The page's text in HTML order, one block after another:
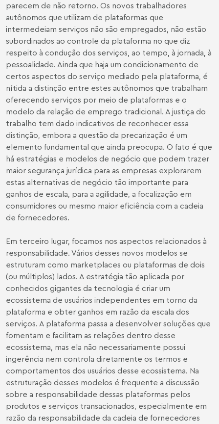
parecem de não retorno. Os novos trabalhadores
autônomos que utilizam de plataformas que
intermedeiam serviços não são empregados, não estão
subordinados ao controle da plataforma no que diz
respeito à condução dos serviços, ao tempo, à jornada, à
pessoalidade. Ainda que haja um condicionamento de
certos aspectos do serviço mediado pela plataforma, é
nítida a distinção entre estes autônomos que trabalham
oferecendo serviços por meio de plataformas e o
modelo da relação de emprego tradicional. A justiça do
trabalho tem dado indicativos de reconhecer essa
distinção, embora a questão da precarização é um
elemento fundamental que ainda preocupa. O fato é que
há estratégias e modelos de negócio que podem trazer
maior segurança jurídica para as empresas explorarem
estas alternativas de negócio tão importante para
ganhos de escala, para a agilidade, a focalização em
consumidores ou mesmo maior eficiência com a cadeia
de fornecedores.
Em terceiro lugar, focamos nos aspectos relacionados à
responsabilidade. Vários desses novos modelos se
estruturam como marketplaces ou plataformas de dois
(ou múltiplos) lados. A estratégia tão aplicada por
conhecidos gigantes da tecnologia é criar um
ecossistema de usuários independentes em torno da
plataforma e obter ganhos em razão da escala dos
serviços. A plataforma passa a desenvolver soluções que
fomentam e facilitam as relações dentro desse
ecossistema, mas ela não necessariamente possui
ingerência nem controla diretamente os termos e
comportamentos dos usuários desse ecossistema. Na
estruturação desses modelos é frequente a discussão
sobre a responsabilidade dessas plataformas pelos
produtos e serviços transacionados, especialmente em
razão da responsabilidade da cadeia de fornecedores